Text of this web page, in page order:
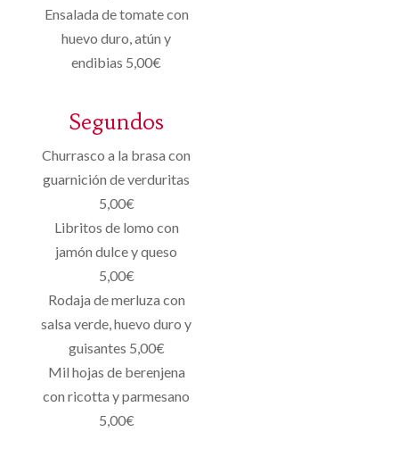
Ensalada de tomate con
huevo duro, atún y
endibias 5,00€
Segundos
Churrasco a la brasa con
guarnición de verduritas
5,00€
Libritos de lomo con
jamón dulce y queso
5,00€
Rodaja de merluza con
salsa verde, huevo duro y
guisantes 5,00€
Mil hojas de berenjena
con ricotta y parmesano
5,00€